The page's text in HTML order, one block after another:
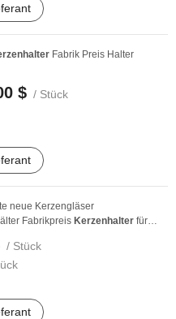
Fabrik Preis Halter
$ / Stück
neue Kerzengläser
Fabrikpreis Kerzenhalter für
/ Stück